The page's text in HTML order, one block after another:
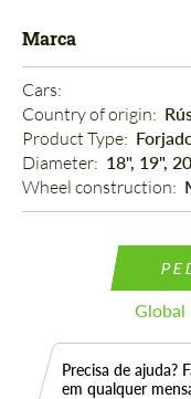
Marca
Cars:
Country of origin:
Product Type:
Diameter: 18", 19",
Wheel construction:
Global
Precisa de ajuda?
em qualquer